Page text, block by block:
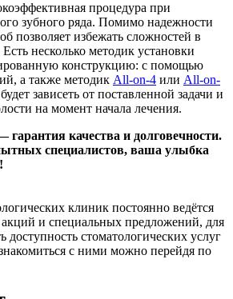
процедура при
зубного ряда. Помимо надежности
позволяет избежать сложностей в
несколько методик установки
конструкцию: с помощью
а также методик All-on-4 или All-on-
зависеть от поставленной задачи и
на момент начала лечения.
качества и долговечности.
специалистов, ваша улыбка
клиник постоянно ведётся
и специальных предложений, для
доступность стоматологических услуг
с ними можно перейдя по